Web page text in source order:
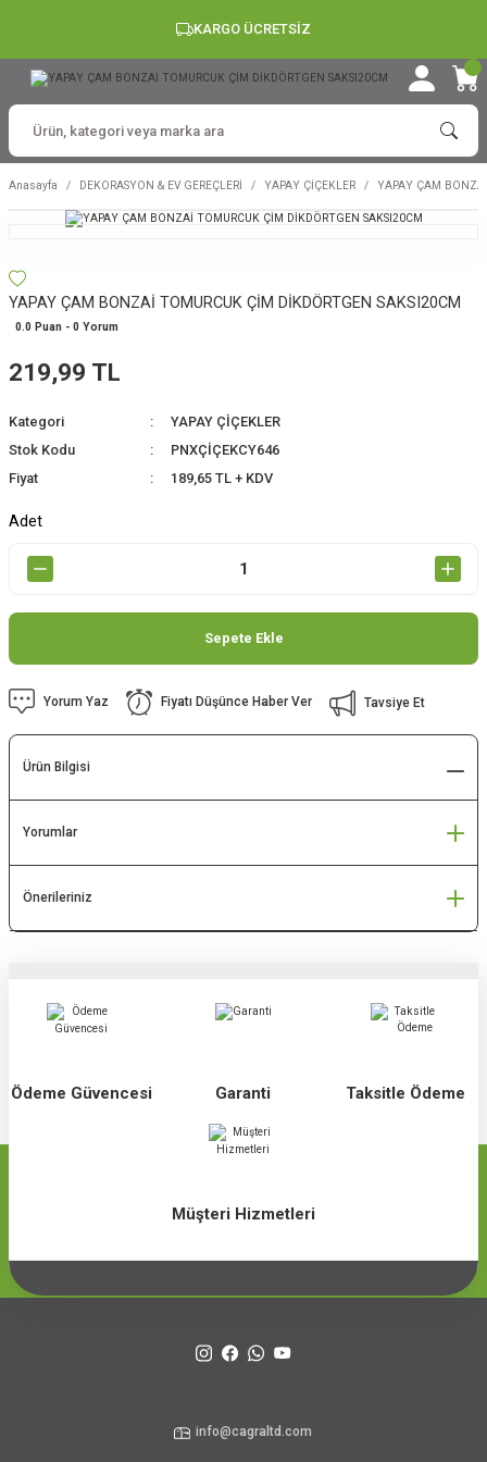
KARGO ÜCRETSİZ
Anasayfa DEKORASYON & EV GEREÇLERİ YAPAY ÇİÇEKLER YAPAY ÇAM
YAPAY ÇAM BONZAİ TOMURCUK ÇİM DİKDÖRTGEN SAKSI20CM
0.0 Puan - 0 Yorum
219,99 TL
Kategori
YAPAY ÇİÇEKLER
Stok Kodu
PNXÇİÇEKCY646
Fiyat
189,65 TL + KDV
Adet
Sepete Ekle
Yorum Yaz Fiyatı Düşünce Haber Ver Tavsiye Et
Ürün Bilgisi
Yorumlar
Önerileriniz
Ödeme Güvencesi Garanti Taksitle Ödeme
Müşteri Hizmetleri
info@cagraltd.com